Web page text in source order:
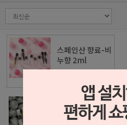
스페인산 향료-비
누향 2ml
스페인산 향료-샴
푸향 2ml